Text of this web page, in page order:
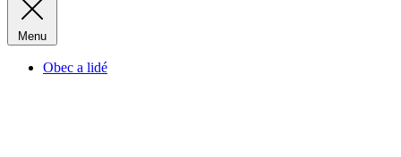
Menu
Obec a lidé